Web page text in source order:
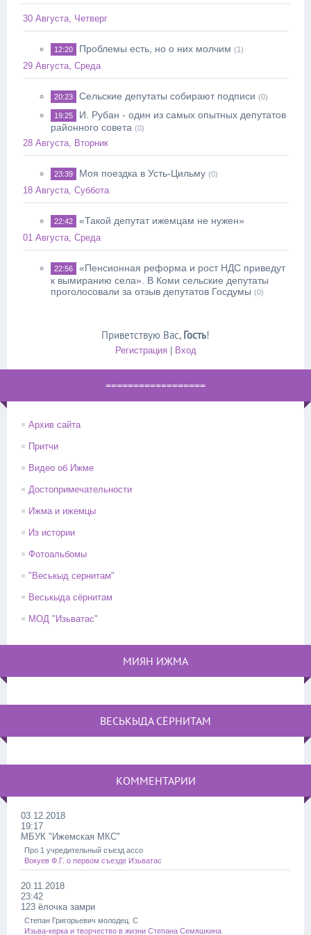
30 Августа, Четверг
12:20 Проблемы есть, но о них молчим (1)
29 Августа, Среда
20:23 Сельские депутаты собирают подписи (0)
19:25
И. Рубан - один из самых опытных депутатов
районного совета (0)
28 Августа, Вторник
23:39 Моя поездка в Усть-Цильму (0)
18 Августа, Суббота
22:42 «Такой депутат ижемцам не нужен»
01 Августа, Среда
22:56
«Пенсионная реформа и рост НДС приведут
к вымиранию села». В Коми сельские депутаты
проголосовали за отзыв депутатов Госдумы (0)
Приветствую Вас, Гость!
Регистрация| Вход
==================
Архив сайта
Притчи
Видео об Ижме
Достопримечательности
Ижма и ижемцы
Из истории
Фотоальбомы
"Веськыд сернитам"
Веськыда сёрнитам
МОД "Изьватас"
МИЯН ИЖМА
ВЕСЬКЫДА СЁРНИТАМ
КОММЕНТАРИИ
03.12.2018
19:17
МБУК "Ижемская МКС"
Про 1 учредительный съезд ассо
Вокуев Ф.Г. о первом съезде Изьватас
20.11.2018
23:42
123 ёлочка замри
Степан Григорьевич молодец. С
Изьва-керка и творчество в жизни Степана Семяшкина